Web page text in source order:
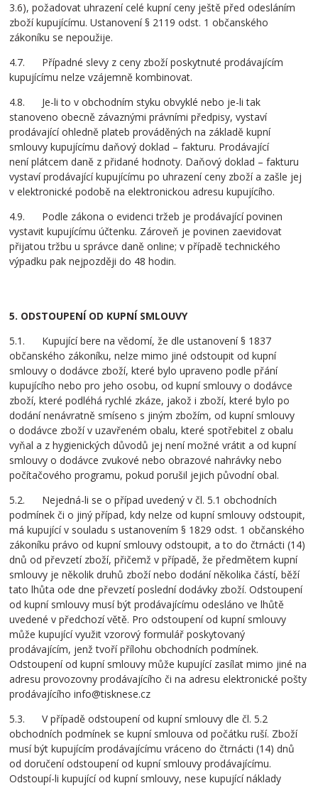
3.6), požadovat uhrazení celé kupní ceny ještě před odesláním
zboží kupujícímu. Ustanovení § 2119 odst. 1 občanského
zákoníku se nepoužije.
4.7. Případné slevy z ceny zboží poskytnuté prodávajícím
kupujícímu nelze vzájemně kombinovat.
4.8. Je-li to v obchodním styku obvyklé nebo je-li tak
stanoveno obecně závaznými právními předpisy, vystaví
prodávající ohledně plateb prováděných na základě kupní
smlouvy kupujícímu daňový doklad – fakturu. Prodávající
není plátcem daně z přidané hodnoty. Daňový doklad – fakturu
vystaví prodávající kupujícímu po uhrazení ceny zboží a zašle jej
v elektronické podobě na elektronickou adresu kupujícího.
4.9. Podle zákona o evidenci tržeb je prodávající povinen
vystavit kupujícímu účtenku. Zároveň je povinen zaevidovat
přijatou tržbu u správce daně online; v případě technického
výpadku pak nejpozději do 48 hodin.
5. ODSTOUPENÍ OD KUPNÍ SMLOUVY
5.1. Kupující bere na vědomí, že dle ustanovení § 1837
občanského zákoníku, nelze mimo jiné odstoupit od kupní
smlouvy o dodávce zboží, které bylo upraveno podle přání
kupujícího nebo pro jeho osobu, od kupní smlouvy o dodávce
zboží, které podléhá rychlé zkáze, jakož i zboží, které bylo po
dodání nenávratně smíseno s jiným zbožím, od kupní smlouvy
o dodávce zboží v uzavřeném obalu, které spotřebitel z obalu
vyňal a z hygienických důvodů jej není možné vrátit a od kupní
smlouvy o dodávce zvukové nebo obrazové nahrávky nebo
počítačového programu, pokud porušil jejich původní obal.
5.2. Nejedná-li se o případ uvedený v čl. 5.1 obchodních
podmínek či o jiný případ, kdy nelze od kupní smlouvy odstoupit,
má kupující v souladu s ustanovením § 1829 odst. 1 občanského
zákoníku právo od kupní smlouvy odstoupit, a to do čtrnácti (14)
dnů od převzetí zboží, přičemž v případě, že předmětem kupní
smlouvy je několik druhů zboží nebo dodání několika částí, běží
tato lhůta ode dne převzetí poslední dodávky zboží. Odstoupení
od kupní smlouvy musí být prodávajícímu odesláno ve lhůtě
uvedené v předchozí větě. Pro odstoupení od kupní smlouvy
může kupující využit vzorový formulář poskytovaný
prodávajícím, jenž tvoří přílohu obchodních podmínek.
Odstoupení od kupní smlouvy může kupující zasílat mimo jiné na
adresu provozovny prodávajícího či na adresu elektronické pošty
prodávajícího info@tisknese.cz
5.3. V případě odstoupení od kupní smlouvy dle čl. 5.2
obchodních podmínek se kupní smlouva od počátku ruší. Zboží
musí být kupujícím prodávajícímu vráceno do čtrnácti (14) dnů
od doručení odstoupení od kupní smlouvy prodávajícímu.
Odstoupí-li kupující od kupní smlouvy, nese kupující náklady